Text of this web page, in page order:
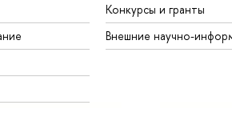
Конкурсы и гранты
Внешние научно-